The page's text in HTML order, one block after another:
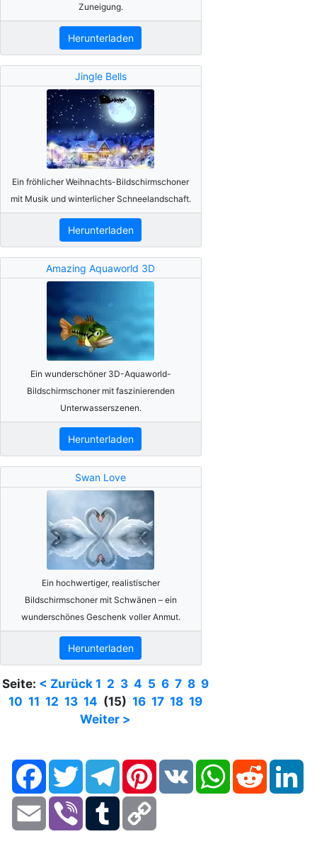
Zuneigung.
Herunterladen
Jingle Bells
Ein fröhlicher Weihnachts-Bildschirmschoner
mit Musik und winterlicher Schneelandschaft.
Herunterladen
Amazing Aquaworld 3D
Ein wunderschöner 3D-Aquaworld-
Bildschirmschoner mit faszinierenden
Unterwasserszenen.
Herunterladen
Swan Love
Ein hochwertiger, realistischer
Bildschirmschoner mit Schwänen – ein
wunderschönes Geschenk voller Anmut.
Herunterladen
Seite: < Zurück 1 2 3 4 5 6 7 8 9
10 11 12 13 14 (15)16 17 18 19
Weiter >
FacebookTwitter TelegramPinterestVK WhatsAppReddit
Email Viber Tumblr